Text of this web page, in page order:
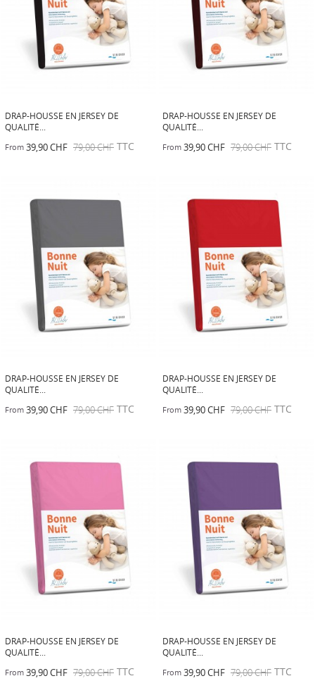
DRAP-HOUSSE EN JERSEY DE
QUALITÉ...
From 39,90 CHF 79,00 CHF TTC
DRAP-HOUSSE EN JERSEY DE
QUALITÉ...
From 39,90 CHF 79,00 CHF TTC
DRAP-HOUSSE EN JERSEY DE
QUALITÉ...
From 39,90 CHF 79,00 CHF TTC
DRAP-HOUSSE EN JERSEY DE
QUALITÉ...
From 39,90 CHF 79,00 CHF TTC
DRAP-HOUSSE EN JERSEY DE
QUALITÉ...
From 39,90 CHF 79,00 CHF TTC
DRAP-HOUSSE EN JERSEY DE
QUALITÉ...
From 39,90 CHF 79,00 CHF TTC